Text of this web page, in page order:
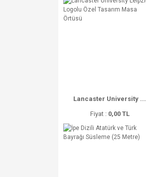
Lancaster University ...
Fiyat : 0,00 TL